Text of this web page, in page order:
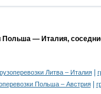
Польша — Италия,
Литва – Италия|
Польша – Австрия|